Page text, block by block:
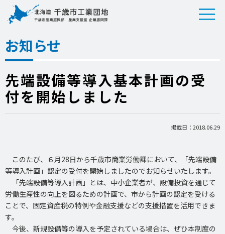
お知らせ
先端設備等導入基本計画の受
付を開始しました
掲載日：2018.06.29
このたび、６月28日から千歳市商業労働課において、「先端設備
等導入計画」認定の受付を開始しましたのでお知らせいたします。
「先端設備等導入計画」とは、中小企業者が、設備投資を通じて
労働生産性の向上を図るための計画で、市から計画の認定を受ける
ことで、固定資産税の特例や金融支援などの支援措置を活用できま
す。
今後、新規設備等の導入を予定されている場合は、ぜひ本制度の